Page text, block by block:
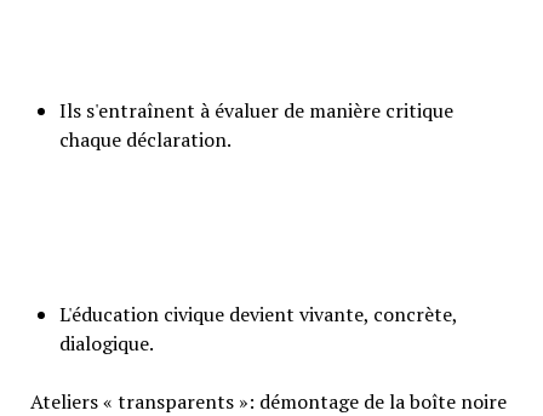
Ils s'entraînent à évaluer de manière critique
chaque déclaration.
L'éducation civique devient vivante, concrète,
dialogique.
Ateliers « transparents »: démontage de la boîte noire